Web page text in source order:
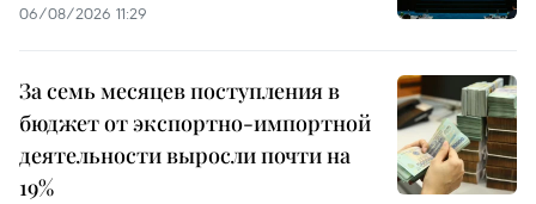
06/08/2026 11:29
За семь месяцев поступления в
бюджет от экспортно-импортной
деятельности выросли почти на
19%